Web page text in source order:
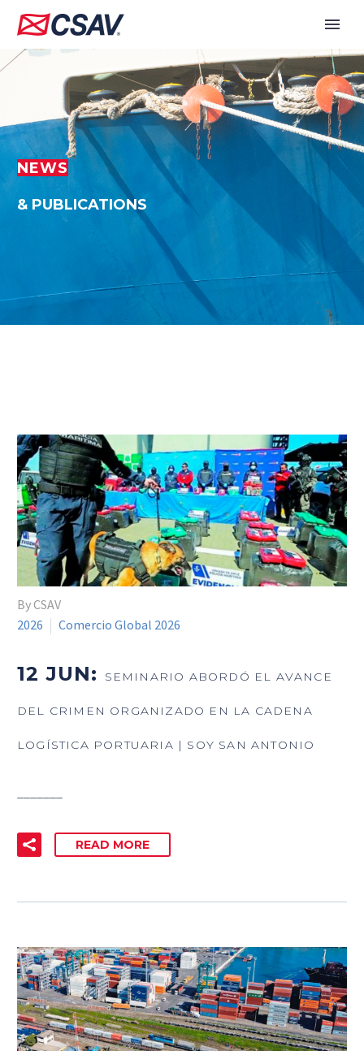
NEWS
& PUBLICATIONS
By CSAV
2026
Comercio Global 2026
12 JUN: SEMINARIO ABORDÓ EL AVANCE
DEL CRIMEN ORGANIZADO EN LA CADENA
LOGÍSTICA PORTUARIA | SOY SAN ANTONIO
READ MORE